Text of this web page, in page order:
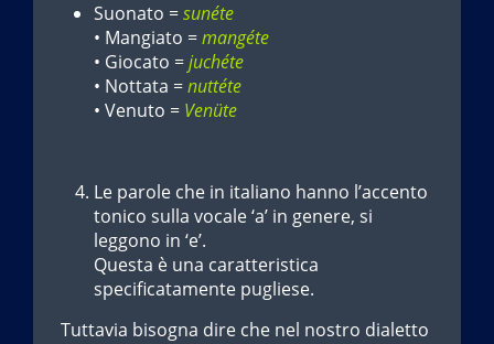
Suonato =sunéte
• Mangiato =mangéte
• Giocato =juchéte
• Nottata =nuttéte
• Venuto = Venüte
Le parole che in italiano hanno l’accento
tonico sulla vocale ‘a’ in genere, si
leggono in ‘e’.
Questa è una caratteristica
specificatamente pugliese.
Tuttavia bisogna dire che nel nostro dialetto